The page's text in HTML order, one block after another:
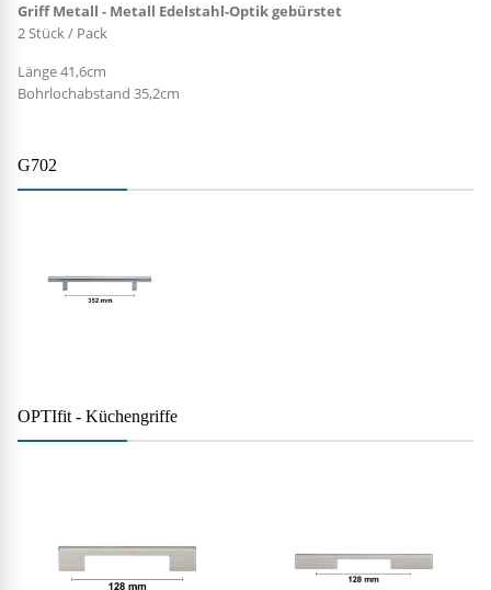
Griff Metall - Metall Edelstahl-Optik gebürstet
2 Stück / Pack
Länge 41,6cm
Bohrlochabstand 35,2cm
G702
OPTIfit - Küchengriffe